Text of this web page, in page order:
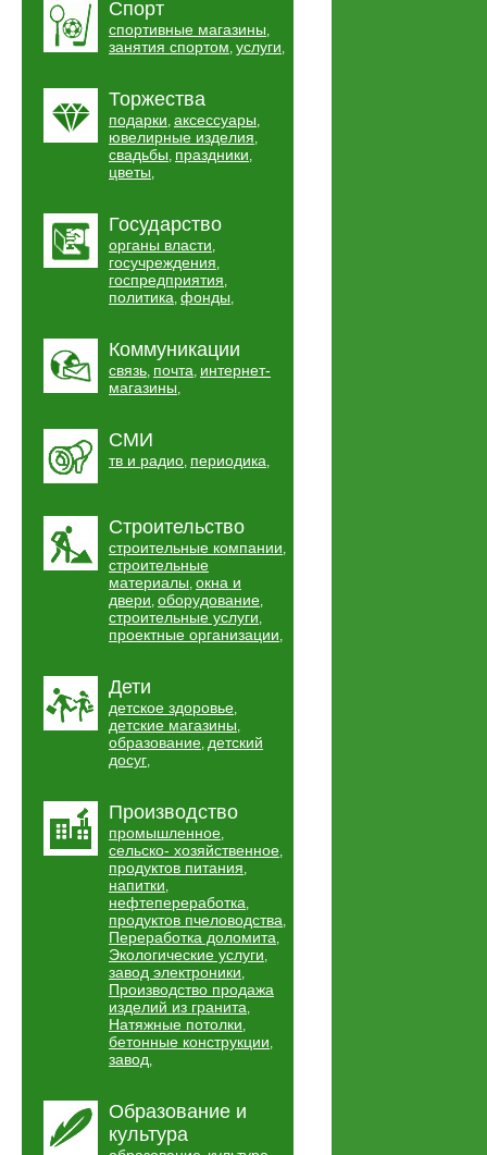
Спорт
спортивные магазины,
занятия спортом, услуги,
Торжества
подарки, аксессуары,
ювелирные изделия,
свадьбы, праздники,
цветы,
Государство
органы власти,
госучреждения,
госпредприятия,
политика, фонды,
Коммуникации
связь, почта, интернет-
магазины,
СМИ
тв и радио, периодика,
Строительство
строительные компании,
строительные
материалы, окна и
двери, оборудование,
строительные услуги,
проектные организации,
Дети
детское здоровье,
детские магазины,
образование, детский
досуг,
Производство
промышленное,
сельско- хозяйственное,
продуктов питания,
напитки,
нефтепереработка,
продуктов пчеловодства,
Переработка доломита,
Экологические услуги,
завод электроники,
Производство продажа
изделий из гранита,
Натяжные потолки,
бетонные конструкции,
завод,
Образование и
культура